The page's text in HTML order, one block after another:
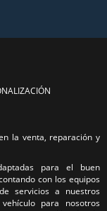
la venta, reparación y
para el buen
con los equipos
servicios a nuestros
para nosotros